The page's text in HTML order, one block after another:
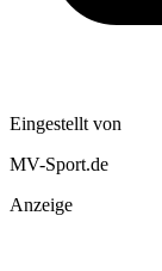
Eingestellt von
MV-Sport.de
Anzeige